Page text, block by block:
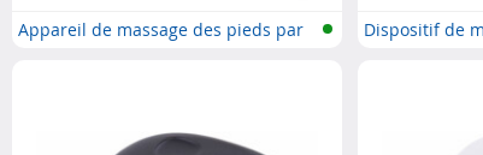
Appareil de massage des pieds par
Dispositif de